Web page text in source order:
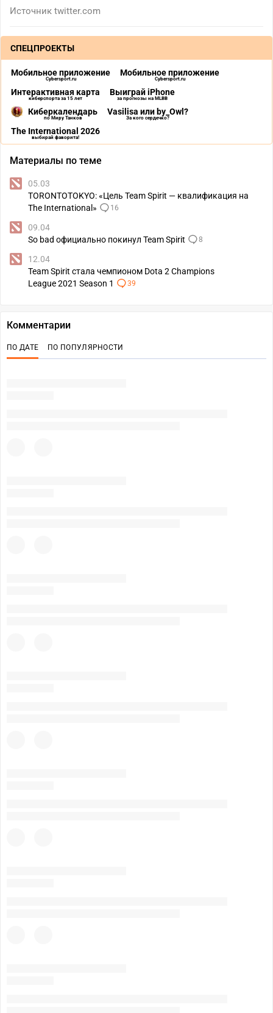
Источник twitter.com
СПЕЦПРОЕКТЫ
Мобильное приложение
Cybersport.ru
Мобильное приложение
Cybersport.ru
Интерактивная карта
киберспорта за 15 лет
Выиграй iPhone
за прогнозы на MLBB
Киберкалендарь
по Миру Танков
Vasilisa или by_Owl?
За кого сердечко?
The International 2026
выбирай фаворита!
Материалы по теме
05.03
TORONTOTOKYO: «Цель Team Spirit — квалификация на
The International»
16
09.04
So bad официально покинул Team Spirit
8
12.04
Team Spirit стала чемпионом Dota 2 Champions
League 2021 Season 1
39
Комментарии
ПО ДАТЕ ПО ПОПУЛЯРНОСТИ